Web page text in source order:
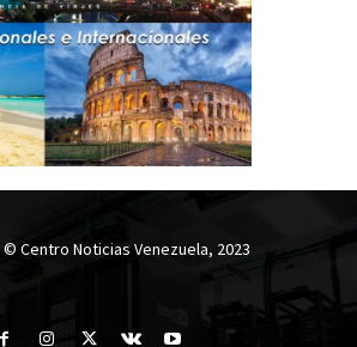
© Centro Noticias Venezuela, 2023